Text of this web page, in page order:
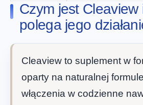
Czym jest Cleaview
polega jego
Cleaview to suplement w
oparty na naturalnej
włączenia w codzienne